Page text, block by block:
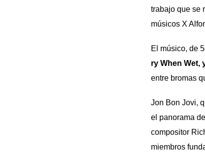
trabajo que se
músicos X
El músico, de
ry When Wet,
entre bromas
Jon Bon Jovi,
el panorama
compositor
miembros